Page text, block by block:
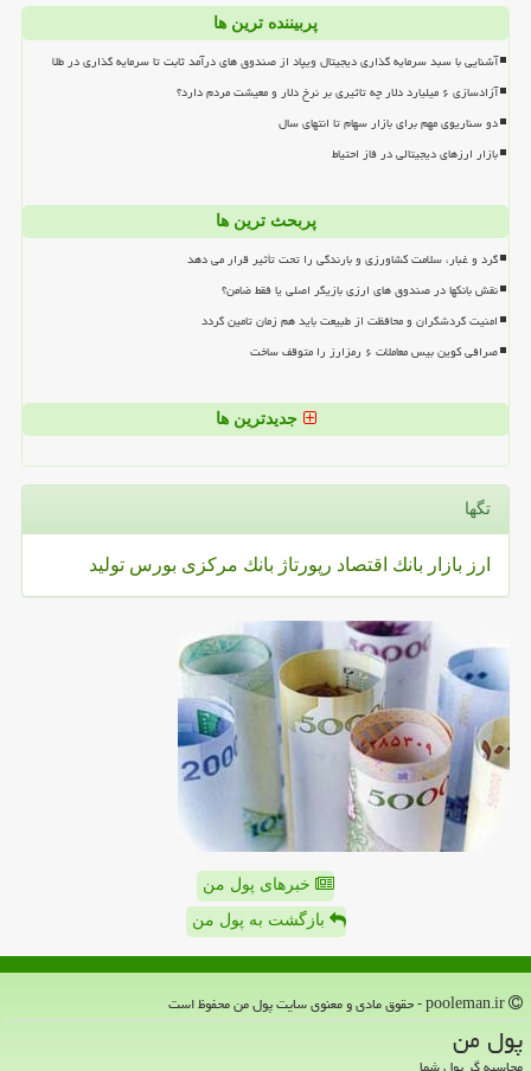
پربیننده ترین ها
آشنایی با سبد سرمایه گذاری دیجیتال ویپاد از صندوق های درآمد ثابت تا سرمایه گذاری در طلا
آزادسازی ۶ میلیارد دلار چه تاثیری بر نرخ دلار و معیشت مردم دارد؟
دو سناریوی مهم برای بازار سهام تا انتهای سال
بازار ارزهای دیجیتالی در فاز احتیاط
پربحث ترین ها
گرد و غبار، سلامت کشاورزی و بارندگی را تحت تأثیر قرار می دهد
نقش بانکها در صندوق های ارزی بازیگر اصلی یا فقط ضامن؟
امنیت گردشگران و محافظت از طبیعت باید هم زمان تامین گردد
صرافی کوین بیس معاملات ۶ رمزارز را متوقف ساخت
جدیدترین ها
تگها
ارز بازار بانك اقتصاد رپورتاژ بانك مركزی بورس تولید
خبرهای پول من
بازگشت به پول من
پول من